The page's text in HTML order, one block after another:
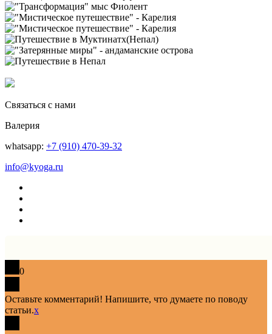
Связаться с нами
Валерия
whatsapp: +7 (910) 470-39-32
info@kyoga.ru
0
Оставьте комментарий! Напишите, что думаете по поводу
статьи.x